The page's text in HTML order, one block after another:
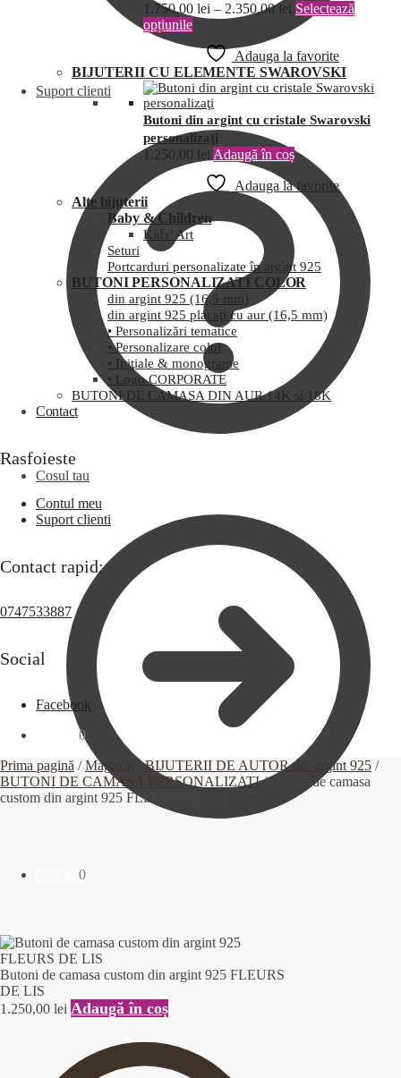
Suport clienti
Cosul tau
0
1.750,00 lei – 2.350,00lei Selectează
opțiunile
Adauga la favorite
BIJUTERII CU ELEMENTE SWAROVSKI
Butoni din argint cu cristale Swarovski
personalizaţi
1.250,00 lei Adaugă în coș
Adauga la favorite
Alte bijuterii
Baby & Children
Kids’ Art
Seturi
Portcarduri personalizate în argint 925
BUTONI PERSONALIZATI COLOR
din argint 925 (16,5 mm)
din argint 925 placaţi cu aur (16,5 mm)
• Personalizări tematice
• Personalizare color
• Iniţiale & monograme
• Logo CORPORATE
BUTONI DE CAMASA DIN AUR 14K si 18K
Contact
Rasfoieste
Contul meu
Suport clienti
Contact rapid:
0747533887
Social
Facebook
0
Prima pagină /Magazin /BIJUTERII DE AUTOR din argint 925 /
BUTONI DE CAMASA PERSONALIZATI/Butoni de camasa
custom din argint 925 FLEURS DE LIS
Butoni de camasa custom din argint 925 FLEURS
DE LIS
1.250,00 lei Adaugă în coș